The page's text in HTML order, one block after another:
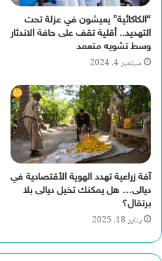
“الكاكائية” يعيشون في عزلة تحت
التهديد.. أقلية تقف على حافة الاندثار
وسط تشويه متعمد
سبتمبر 4, 2024
آفة زراعية تهدد الهوية الأقتصادية في
ديالى… هل يمكنك تخيل ديالى بلا
برتقال؟
يناير 18, 2025